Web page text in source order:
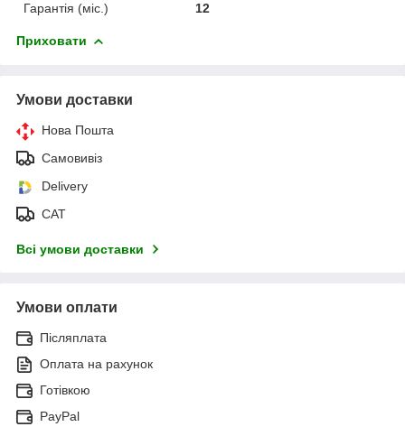
Гарантія (міс.)
12
Приховати
Умови доставки
Нова Пошта
Самовивіз
Delivery
САТ
Всі умови доставки
Умови оплати
Післяплата
Оплата на рахунок
Готівкою
PayPal